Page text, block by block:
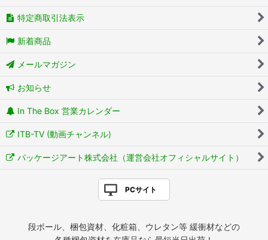
特定商取引法表示
新着商品
メールマガジン
お知らせ
In The Box 営業カレンダー
ITB-TV (動画チャンネル)
パッケージアート株式会社（運営会社オフィシャルサイト）
PCサイト
段ボール、梱包資材、化粧箱、ウレタン等 緩衝材などの